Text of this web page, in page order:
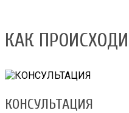
КАК
КОНСУЛЬТАЦИЯ